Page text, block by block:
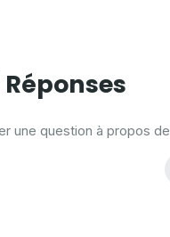
une question à propos de